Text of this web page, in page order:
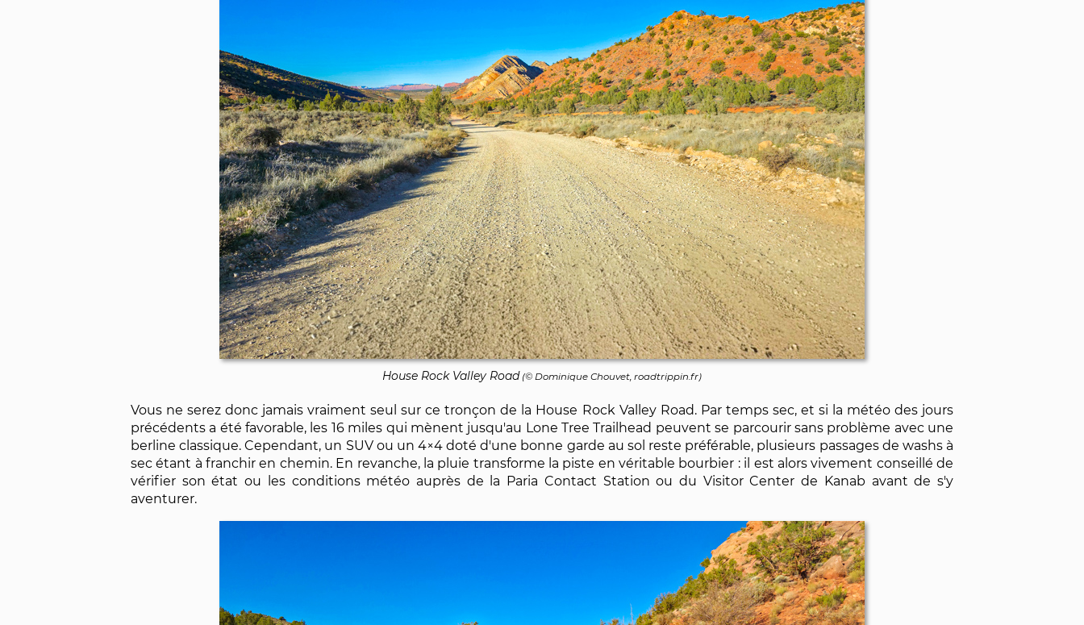
House Rock Valley Road (© Dominique Chouvet, roadtrippin.fr)
Vous ne serez donc jamais vraiment seul sur ce tronçon de la House Rock Valley Road. Par temps sec, et si la météo des jours
précédents a été favorable, les 16 miles qui mènent jusqu'au Lone Tree Trailhead peuvent se parcourir sans problème avec une
berline classique. Cependant, un SUV ou un 4×4 doté d'une bonne garde au sol reste préférable, plusieurs passages de washs à
sec étant à franchir en chemin. En revanche, la pluie transforme la piste en véritable bourbier : il est alors vivement conseillé de
vérifier son état ou les conditions météo auprès de la Paria Contact Station ou du Visitor Center de Kanab avant de s'y
aventurer.